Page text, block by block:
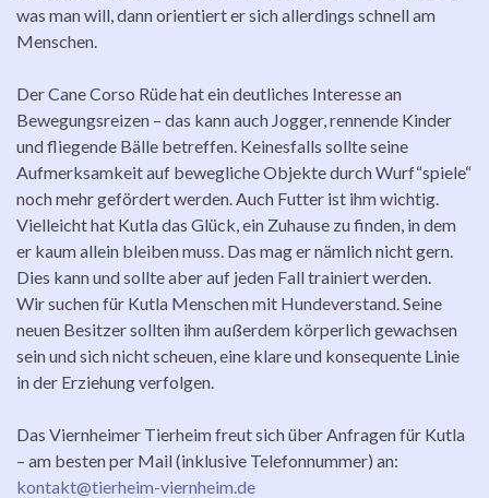
was man will, dann orientiert er sich allerdings schnell am
Menschen.
Der Cane Corso Rüde hat ein deutliches Interesse an
Bewegungsreizen – das kann auch Jogger, rennende Kinder
und fliegende Bälle betreffen. Keinesfalls sollte seine
Aufmerksamkeit auf bewegliche Objekte durch Wurf“spiele“
noch mehr gefördert werden. Auch Futter ist ihm wichtig.
Vielleicht hat Kutla das Glück, ein Zuhause zu finden, in dem
er kaum allein bleiben muss. Das mag er nämlich nicht gern.
Dies kann und sollte aber auf jeden Fall trainiert werden.
Wir suchen für Kutla Menschen mit Hundeverstand. Seine
neuen Besitzer sollten ihm außerdem körperlich gewachsen
sein und sich nicht scheuen, eine klare und konsequente Linie
in der Erziehung verfolgen.
Das Viernheimer Tierheim freut sich über Anfragen für Kutla
– am besten per Mail (inklusive Telefonnummer) an:
kontakt@tierheim-viernheim.de